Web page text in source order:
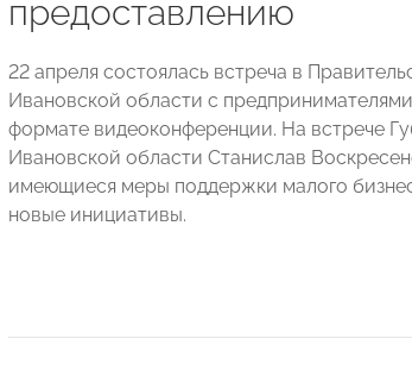
предоставлению
22 апреля состоялась встреча в
Ивановской области с
формате видеоконференции. На встрече
Ивановской области Станислав
имеющиеся меры поддержки малого
новые инициативы.